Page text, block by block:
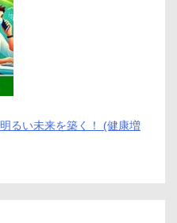
るい未来を築く！ (健康増